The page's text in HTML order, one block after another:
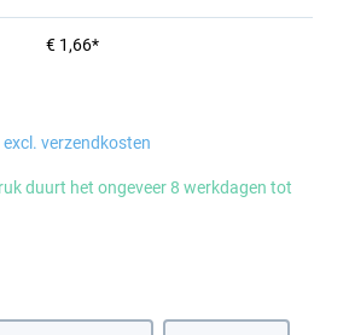
€ 1,66*
verzendkosten
duurt het ongeveer 8 werkdagen tot